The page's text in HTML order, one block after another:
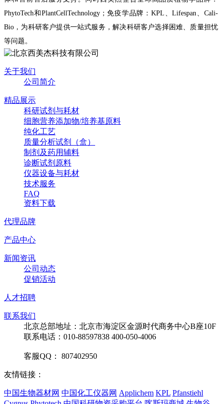
PhytoTech和PlantCellTechnology；免疫学品牌：KPL、Lifespan、Cali-
Bio，为科研客户提供一站式服务，解决科研客户选择困难、质量担忧
等问题。
关于我们
公司简介
精品展示
科研试剂与耗材
细胞营养添加物/培养基原料
纯化工艺
质量分析试剂（盒）
制剂及药用辅料
诊断试剂原料
仪器设备与耗材
技术服务
FAQ
资料下载
代理品牌
产品中心
新闻资讯
公司动态
促销活动
人才招聘
联系我们
北京总部地址：北京市海淀区金源时代商务中心B座10F
联系电话：010-88597838 400-050-4006
客服QQ： 807402950
友情链接：
中国生物器材网 中国化工仪器网 Applichem KPL Pfanstiehl